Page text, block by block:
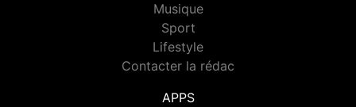
Musique
Sport
Lifestyle
Contacter la rédac
APPS